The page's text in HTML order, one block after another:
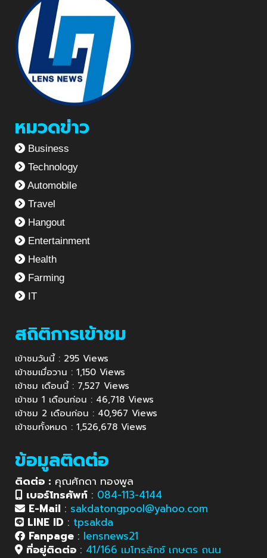
หมวดข่าว
Business
Technology
Automobile
Travel
Hangout
Entertainment
Health
Farming
IT
สถิติการเข้าชม
เข้าชมวันนี้ : 295 Views
เข้าชมเมื่อวาน : 1,150 Views
เข้าชม เดือนนี้ : 7,527 Views
เข้าชม 1 เดือนก่อน : 46,718 Views
เข้าชม 2 เดือนก่อน : 40,967 Views
เข้าชมทั้งหมด : 1,526,678 Views
ข้อมูลติดต่อ
ติดต่อ : คุณศักดา ทองพูล
เบอร์โทรศัพท์ : 084-113-4144
E-Mail : sakdatongpool@yahoo.com
LINE ID : tpsakda
Fanpage : lensnews21
ที่อยู่ติดต่อ : 41/166 เมโทรลักซ์ เกษตร ถนน